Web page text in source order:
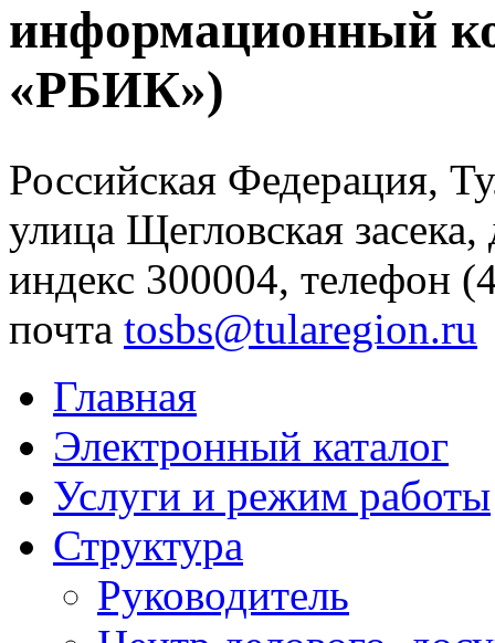
информационный
«РБИК»)
Российская Федерация,
улица Щегловская
индекс 300004, телефон
почта tosbs@tularegion.ru
Главная
Электронный каталог
Услуги и режим работы
Структура
Руководитель